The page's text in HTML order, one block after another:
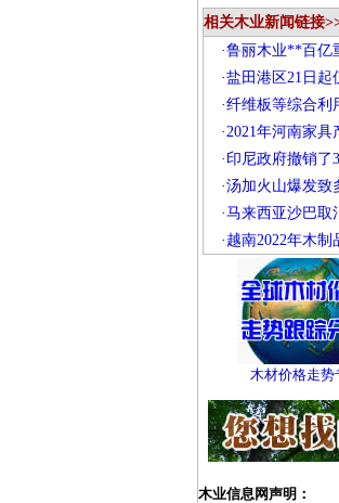
相关木业新闻链接
·鲁丽木业**百亿
·盐田港区21日起
·纤维板等综合利
·2021年河南家具
· 印尼政府撤销了
·汤加火山爆发致
·马来西亚沙巴取
· 越南2022年木制
木材价格走势
木业信息网声明：